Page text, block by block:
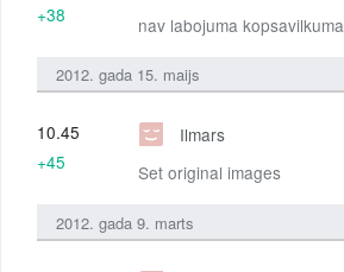
nav labojuma kopsavilkuma
+38
2012. gada 15. maijs
Ilmars
Set original images
10.45
+45
2012. gada 9. marts